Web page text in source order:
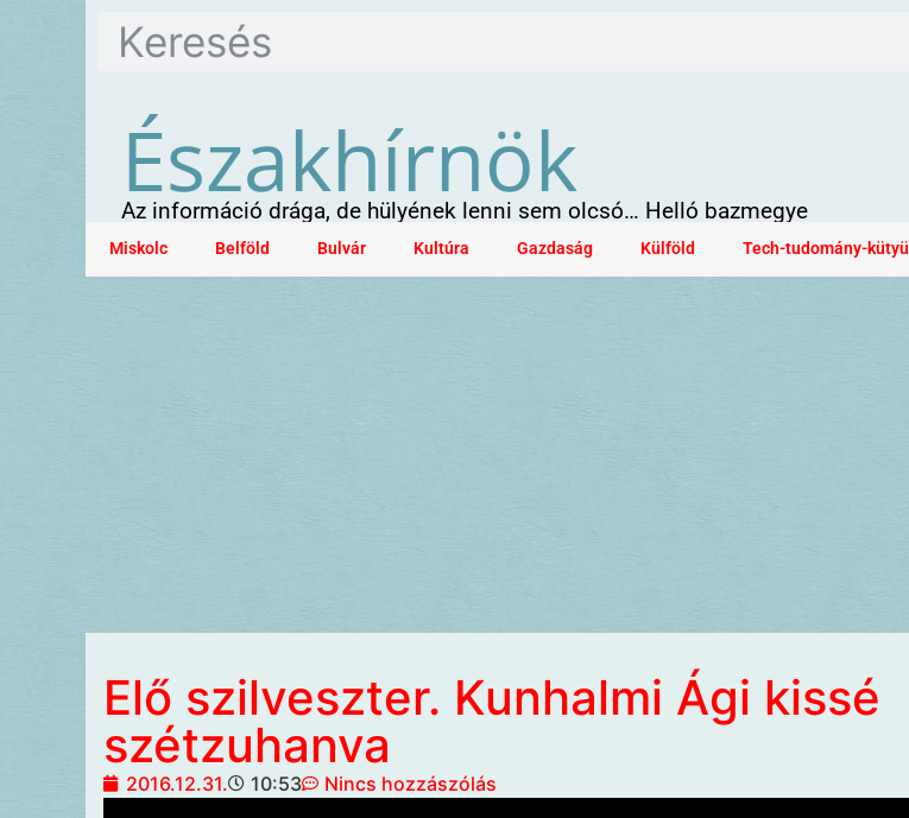
Északhírnök
Az információ drága, de hülyének lenni sem olcsó… Helló bazmegye
Miskolc Belföld Bulvár Kultúra Gazdaság Külföld Tech-tudomány-kütyü
Elő szilveszter. Kunhalmi Ági kissé
szétzuhanva
2016.12.31. 10:53 Nincs hozzászólás